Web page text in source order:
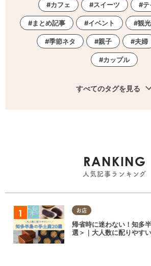
カフェ スイーツ テ
まとめ記事 イベント 観光
季節ネタ 親子 夫婦
カップル
すべてのタグを見る
RANKING
人気記事ランキング
お店
帰省時に迷わない！知多
選＞｜大人数に配りやす